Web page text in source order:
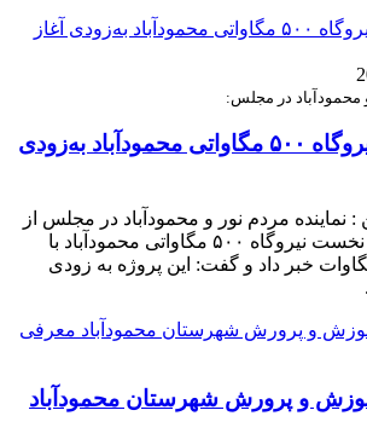
محمودآباد در مجلس:
فاز نخست نیروگاه ۵۰۰ مگاواتی محمودآباد به‌زودی
: نماینده مردم نور و محمودآباد در مجلس از
آغاز اجرای فاز نخست نیروگاه ۵۰۰ مگاواتی محمودآباد با
۱۸۰ مگاوات خبر داد و گفت: این پروژه به زودی
و پرورش شهرستان محمودآباد